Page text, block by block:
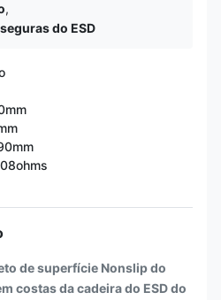
,
do ESD
de superfície Nonslip do
costas da cadeira do ESD do